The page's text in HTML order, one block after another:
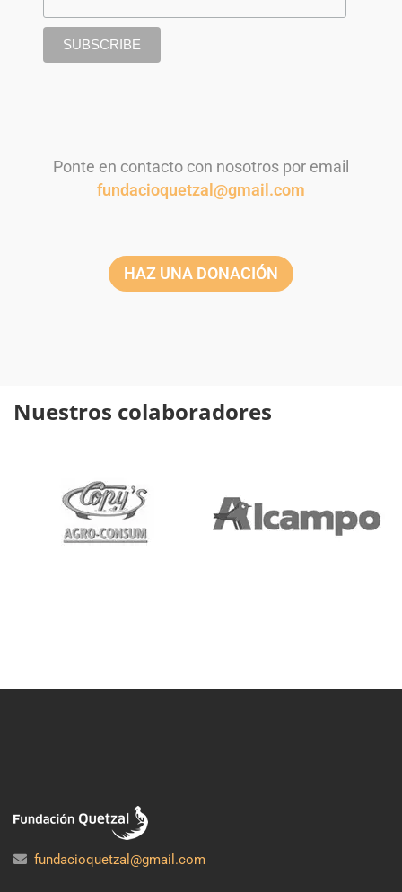
Ponte en contacto con nosotros por email
fundacioquetzal@gmail.com
HAZ UNA DONACIÓN
Nuestros colaboradores
fundacioquetzal@gmail.com